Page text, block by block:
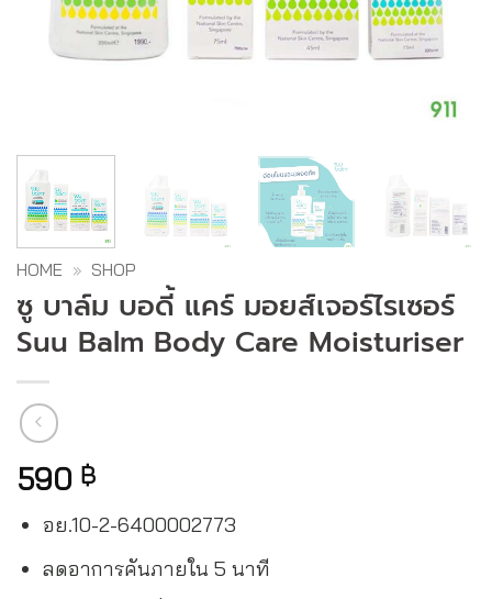
HOME » SHOP
ซู บาล์ม บอดี้ แคร์ มอยส์เจอร์ไรเซอร์
Suu Balm Body Care Moisturiser
590 ฿
อย.10-2-6400002773
ลดอาการคันภายใน 5 นาที